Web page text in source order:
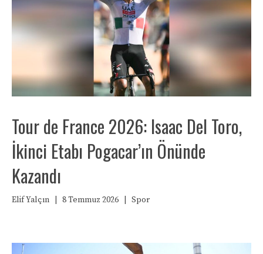
Tour de France 2026: Isaac Del Toro,
İkinci Etabı Pogacar’ın Önünde
Kazandı
Elif Yalçın 8 Temmuz 2026 Spor